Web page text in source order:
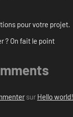
pour votre projet.
? On fait le point
sur Hello world!